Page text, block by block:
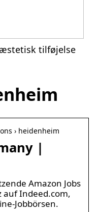
tilføjelse
› heidenheim
|
Amazon Jobs
auf Indeed.com,
Jobbörsen.